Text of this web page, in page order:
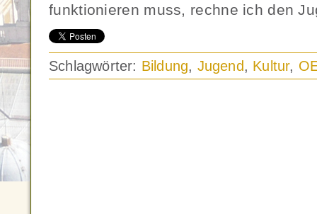
funktionieren muss, rechne ich den
Schlagwörter: Bildung, Jugend, Kultur,